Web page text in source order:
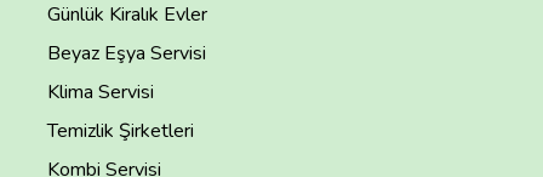
Günlük Kiralık Evler
Beyaz Eşya Servisi
Klima Servisi
Temizlik Şirketleri
Kombi Servisi